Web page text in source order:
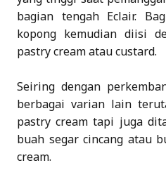
bagian tengah Eclair.
kopong kemudian diisi
pastry cream atau custard.
Seiring dengan
berbagai varian lain
pastry cream tapi juga
buah segar cincang atau
cream.